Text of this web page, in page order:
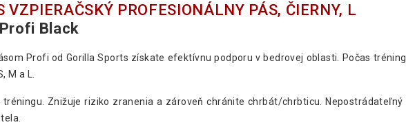
VZPIERAČSKÝ PROFESIONÁLNY PÁS, ČIERNY, L
Black
Profi od Gorilla Sports získate efektívnu podporu v bedrovej oblasti. Počas
M a L.
tréningu. Znižuje riziko zranenia a zároveň chránite chrbát/chrbticu.